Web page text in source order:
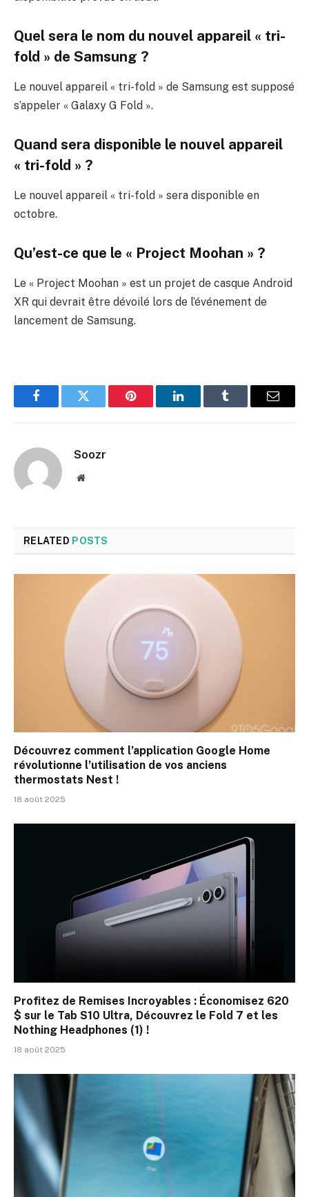
Quel sera le nom du nouvel appareil « tri-
fold » de Samsung ?
Le nouvel appareil « tri-fold » de Samsung est supposé
s’appeler « Galaxy G Fold ».
Quand sera disponible le nouvel appareil
« tri-fold » ?
Le nouvel appareil « tri-fold » sera disponible en
octobre.
Qu’est-ce que le « Project Moohan » ?
Le « Project Moohan » est un projet de casque Android
XR qui devrait être dévoilé lors de l’événement de
lancement de Samsung.
FacebookTwitter Pinterest LinkedInTumblr Email
Soozr
Website
RELATED POSTS
Découvrez comment l’application Google Home
révolutionne l’utilisation de vos anciens
thermostats Nest !
18 août 2025
Profitez de Remises Incroyables : Économisez 620
$ sur le Tab S10 Ultra, Découvrez le Fold 7 et les
Nothing Headphones (1) !
18 août 2025